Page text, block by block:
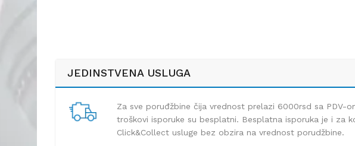
JEDINSTVENA USLUGA
Za sve poruđžbine čija vrednost prelazi 6000rsd sa PDV-
troškovi isporuke su besplatni. Besplatna isporuka je i za
Click&Collect usluge bez obzira na vrednost porudžbine.